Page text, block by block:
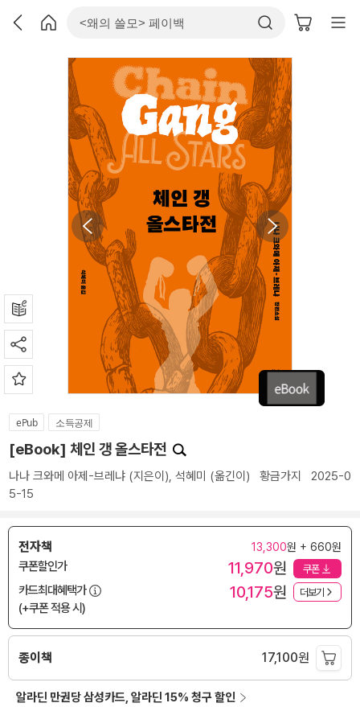
ePub 소득공제
[eBook] 체인 갱 올스타전
나나 크와메 아제-브레냐 (지은이), 석혜미 (옮긴이) 황금가지
2025-0
5-15
전자책 13,300원 + 660원
쿠폰할인가 11,970원 쿠폰
카드최대혜택가
(+쿠폰 적용 시)
10,175원 더보기
종이책 17,100원
알라딘 만권당 삼성카드, 알라딘 15% 청구 할인